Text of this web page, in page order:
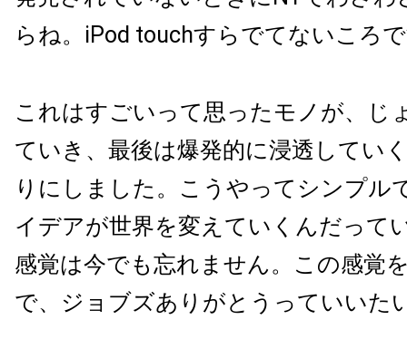
らね。iPod touchすらでてないころ
これはすごいって思ったモノが、じ
ていき、最後は爆発的に浸透してい
りにしました。こうやってシンプル
イデアが世界を変えていくんだって
感覚は今でも忘れません。この感覚
で、ジョブズありがとうっていいた